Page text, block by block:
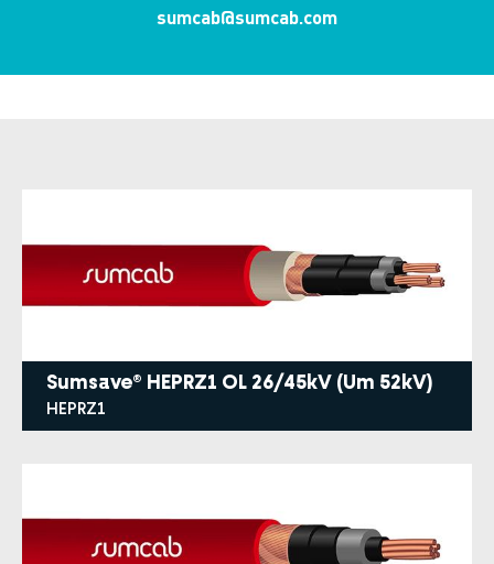
sumcab@sumcab.com
Sumsave® HEPRZ1 OL 26/45kV (Um 52kV)
HEPRZ1